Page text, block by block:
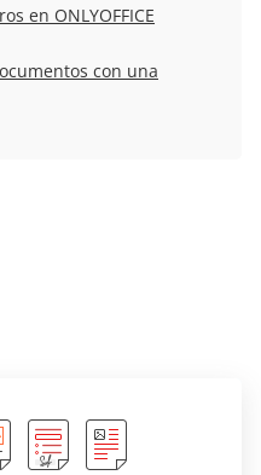
en ONLYOFFICE
con una